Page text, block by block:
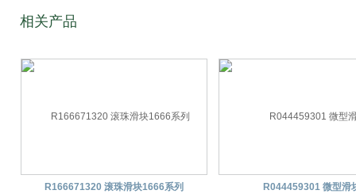
相关产品
R166671320 滚珠滑块1666系列 R044459301 微型滑